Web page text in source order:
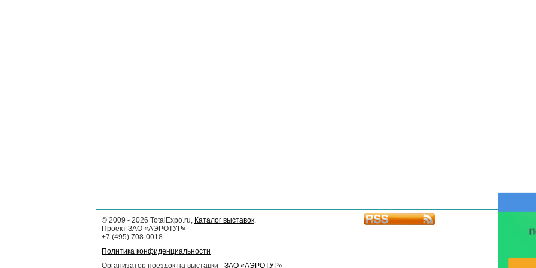
© 2009 - 2026 TotalExpo.ru, Каталог выставок.
Проект ЗАО «АЭРОТУР»
+7 (495) 708-0018
Политика конфиденциальности
Организатор поездок на выставки - ЗАО «АЭРОТУР»